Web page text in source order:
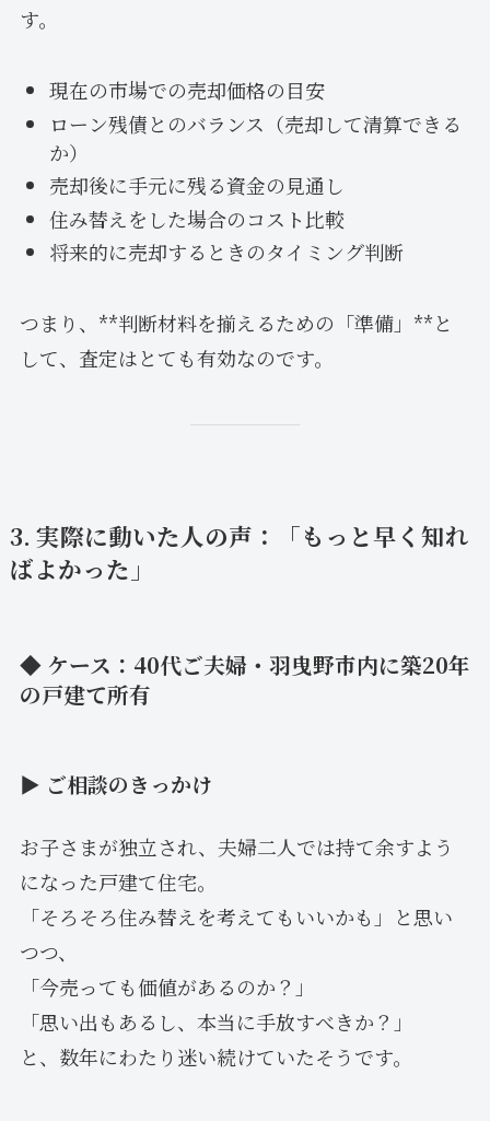
す。
現在の市場での売却価格の目安
ローン残債とのバランス（売却して清算できる
か）
売却後に手元に残る資金の見通し
住み替えをした場合のコスト比較
将来的に売却するときのタイミング判断
つまり、**判断材料を揃えるための「準備」**と
して、査定はとても有効なのです。
3. 実際に動いた人の声：「もっと早く知れ
ばよかった」
◆ ケース：40代ご夫婦・羽曳野市内に築20年
の戸建て所有
▶ ご相談のきっかけ
お子さまが独立され、夫婦二人では持て余すよう
になった戸建て住宅。
「そろそろ住み替えを考えてもいいかも」と思い
つつ、
「今売っても価値があるのか？」
「思い出もあるし、本当に手放すべきか？」
と、数年にわたり迷い続けていたそうです。